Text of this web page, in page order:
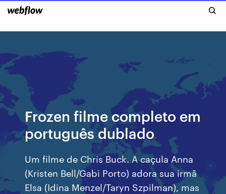
Frozen filme completo em
português dublado
Um filme de Chris Buck. A caçula Anna
(Kristen Bell/Gabi Porto) adora sua irmã
Elsa (Idina Menzel/Taryn Szpilman), mas